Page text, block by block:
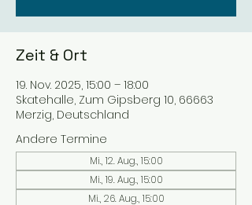
Zeit & Ort
19. Nov. 2025, 15:00 – 18:00
Skatehalle, Zum Gipsberg 10, 66663
Merzig, Deutschland
Andere Termine
Mi., 12. Aug., 15:00
Mi., 19. Aug., 15:00
Mi., 26. Aug., 15:00